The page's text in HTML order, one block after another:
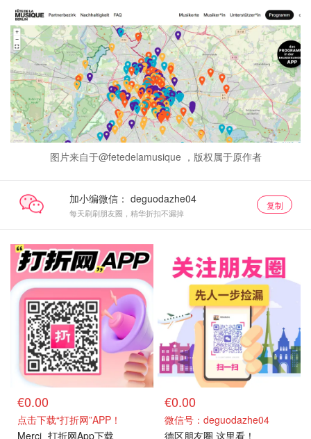
图片来自于@fetedelamusique ，版权属于原作者
加小编微信：
每天刷刷朋友圈，精华折扣不漏掉
复制
€0.00
点击下载“打折网”APP！
Merci 打折网App下载
€0.00
微信号：deguodazhe04
德区朋友圈 这里看！